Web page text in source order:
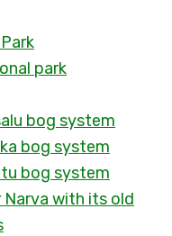
park
bog system
bog system
bog system
Narva with its old